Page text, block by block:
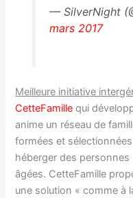
— SilverNight
mars 2017
Meilleure initiative
CetteFamille qui
anime un réseau de
formées et
héberger des personnes
âgées. CetteFamille
une solution « comme à